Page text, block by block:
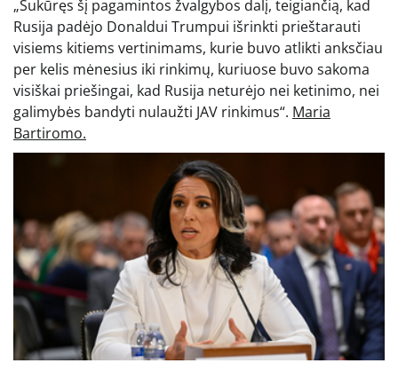
„Sukūręs šį pagamintos žvalgybos dalį, teigiančią, kad
Rusija padėjo Donaldui Trumpui išrinkti prieštarauti
visiems kitiems vertinimams, kurie buvo atlikti anksčiau
per kelis mėnesius iki rinkimų, kuriuose buvo sakoma
visiškai priešingai, kad Rusija neturėjo nei ketinimo, nei
galimybės bandyti nulaužti JAV rinkimus“. Maria
Bartiromo.